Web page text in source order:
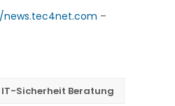
–
Sicherheit Beratung